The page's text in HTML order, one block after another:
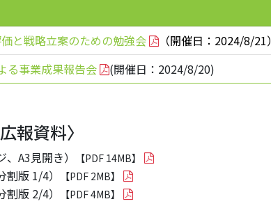
と戦略立案のための勉強会
（開催日：2024/8/21）
る事業成果報告会
(開催日：2024/8/20)
報資料〉
A3見開き） 【PDF 14MB】
版 1/4） 【PDF 2MB】
版 2/4） 【PDF 4MB】